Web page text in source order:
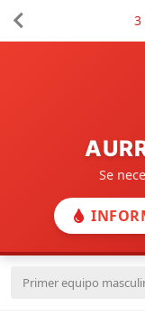
Se
Primer equipo
3